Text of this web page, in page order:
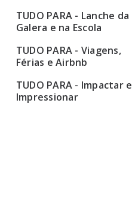
TUDO PARA - Lanche da
Galera e na Escola
TUDO PARA - Viagens,
Férias e Airbnb
TUDO PARA - Impactar e
Impressionar